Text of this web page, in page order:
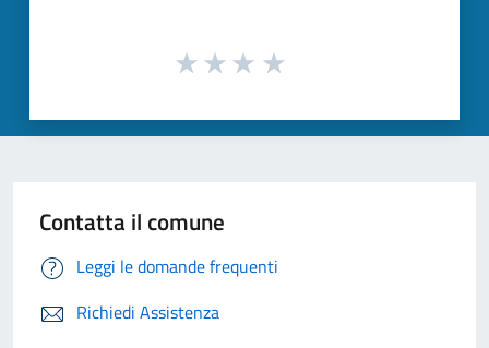
Contatta il comune
Leggi le domande frequenti
Richiedi Assistenza